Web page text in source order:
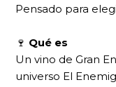
Pensado para
🍷 Qué es
Un vino de Gran
universo El